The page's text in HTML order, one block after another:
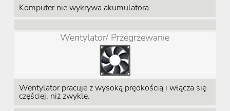
Komputer nie wykrywa akumulatora.
Wentylator/ Przegrzewanie
Wentylator pracuje z wysoką prędkością i włącza się
częściej, niż zwykle.